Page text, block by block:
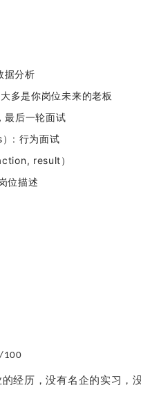
分析
多是你岗位未来的老板
后一轮面试
: 行为面试
result）
位描述
100
经历，没有名企的实习，